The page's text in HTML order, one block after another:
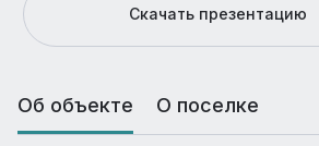
Скачать презентацию
Об объекте О поселке